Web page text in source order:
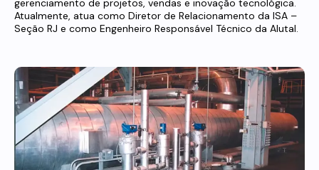
gerenciamento de projetos, vendas e inovação tecnológica.
Atualmente, atua como Diretor de Relacionamento da ISA –
Seção RJ e como Engenheiro Responsável Técnico da Alutal.